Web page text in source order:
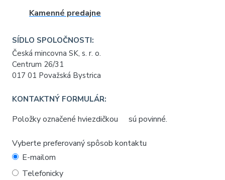
Kamenné predajne
SÍDLO SPOLOČNOSTI:
Česká mincovna SK, s. r. o.
Centrum 26/31
017 01 Považská Bystrica
KONTAKTNÝ FORMULÁR:
Položky označené hviezdičkou sú povinné.
Vyberte preferovaný spôsob kontaktu
E-mailom
Telefonicky